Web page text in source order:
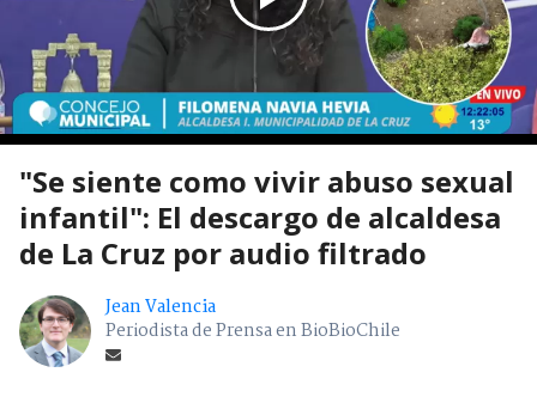
"Se siente como vivir abuso sexual
infantil": El descargo de alcaldesa
de La Cruz por audio filtrado
Jean Valencia
Periodista de Prensa en BioBioChile